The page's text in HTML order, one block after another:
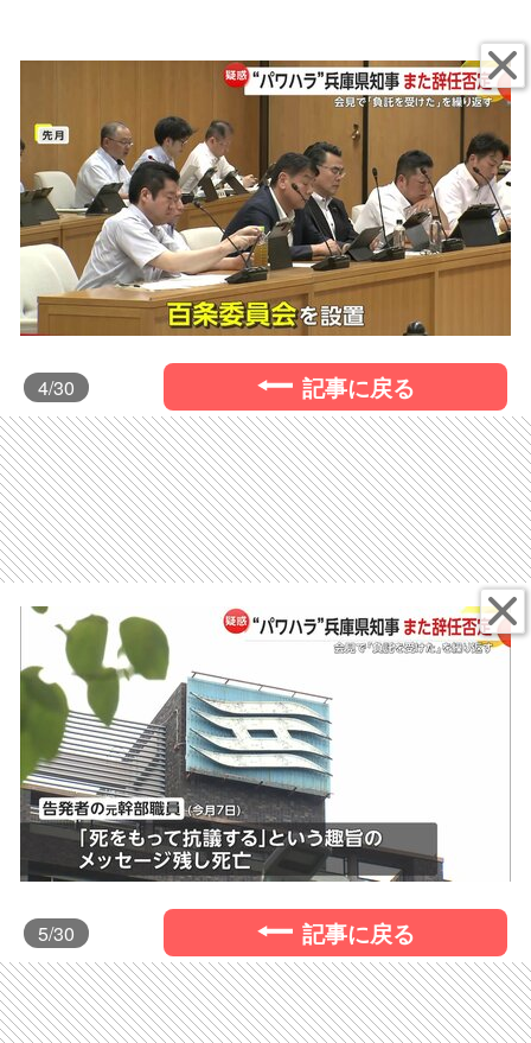
4/30 記事に戻る
5/30 記事に戻る